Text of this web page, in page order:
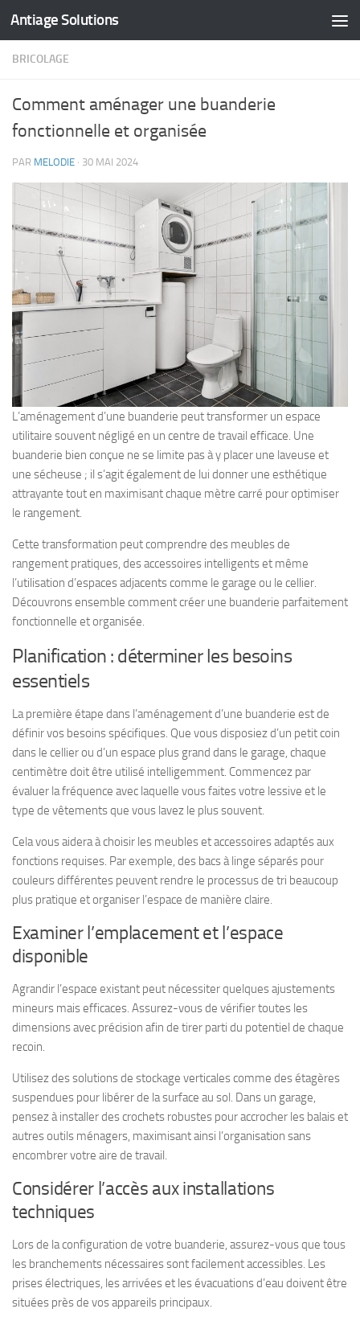
Skip to content
Antiage Solutions
BRICOLAGE
Comment aménager une buanderie
fonctionnelle et organisée
PAR MELODIE · 30 MAI 2024
L’aménagement d’une buanderie peut transformer un espace
utilitaire souvent négligé en un centre de travail efficace. Une
buanderie bien conçue ne se limite pas à y placer une laveuse et
une sécheuse ; il s’agit également de lui donner une esthétique
attrayante tout en maximisant chaque mètre carré pour optimiser
le rangement.
Cette transformation peut comprendre des meubles de
rangement pratiques, des accessoires intelligents et même
l’utilisation d’espaces adjacents comme le garage ou le cellier.
Découvrons ensemble comment créer une buanderie parfaitement
fonctionnelle et organisée.
Planification : déterminer les besoins
essentiels
La première étape dans l’aménagement d’une buanderie est de
définir vos besoins spécifiques. Que vous disposiez d’un petit coin
dans le cellier ou d’un espace plus grand dans le garage, chaque
centimètre doit être utilisé intelligemment. Commencez par
évaluer la fréquence avec laquelle vous faites votre lessive et le
type de vêtements que vous lavez le plus souvent.
Cela vous aidera à choisir les meubles et accessoires adaptés aux
fonctions requises. Par exemple, des bacs à linge séparés pour
couleurs différentes peuvent rendre le processus de tri beaucoup
plus pratique et organiser l’espace de manière claire.
Examiner l’emplacement et l’espace
disponible
Agrandir l’espace existant peut nécessiter quelques ajustements
mineurs mais efficaces. Assurez-vous de vérifier toutes les
dimensions avec précision afin de tirer parti du potentiel de chaque
recoin.
Utilisez des solutions de stockage verticales comme des étagères
suspendues pour libérer de la surface au sol. Dans un garage,
pensez à installer des crochets robustes pour accrocher les balais et
autres outils ménagers, maximisant ainsi l’organisation sans
encombrer votre aire de travail.
Considérer l’accès aux installations
techniques
Lors de la configuration de votre buanderie, assurez-vous que tous
les branchements nécessaires sont facilement accessibles. Les
prises électriques, les arrivées et les évacuations d’eau doivent être
situées près de vos appareils principaux.